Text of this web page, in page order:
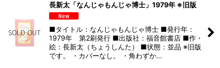
長新太「なんじゃもんじゃ博士」1979年 ※旧版
■タイトル：なんじゃもんじゃ博士 ■発行年：
1979年 第2刷発行 ■出版社：福音館書店 ■作・
絵：長新太（ちょうしんた） ■状態：並品 ※旧版
です。 ・カバーなし。 ・角わずか…